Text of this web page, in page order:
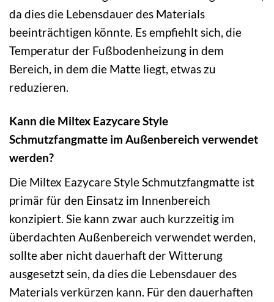
da dies die Lebensdauer des Materials
beeinträchtigen könnte. Es empfiehlt sich, die
Temperatur der Fußbodenheizung in dem
Bereich, in dem die Matte liegt, etwas zu
reduzieren.
Kann die Miltex Eazycare Style
Schmutzfangmatte im Außenbereich verwendet
werden?
Die Miltex Eazycare Style Schmutzfangmatte ist
primär für den Einsatz im Innenbereich
konzipiert. Sie kann zwar auch kurzzeitig im
überdachten Außenbereich verwendet werden,
sollte aber nicht dauerhaft der Witterung
ausgesetzt sein, da dies die Lebensdauer des
Materials verkürzen kann. Für den dauerhaften